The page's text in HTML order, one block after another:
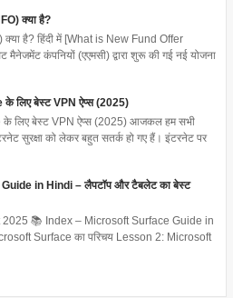
क्या है?
है? हिंदी में [What is New Fund Offer
कंपनियों (एएमसी) द्वारा शुरू की गई नई योजना
लिए बेस्ट VPN ऐप्स (2025)
लिए बेस्ट VPN ऐप्स (2025) आजकल हम सभी
सुरक्षा को लेकर बहुत सतर्क हो गए हैं। इंटरनेट पर
in Hindi – लैपटॉप और टैबलेट का बेस्ट
📚 Index – Microsoft Surface Guide in
Surface का परिचय Lesson 2: Microsoft